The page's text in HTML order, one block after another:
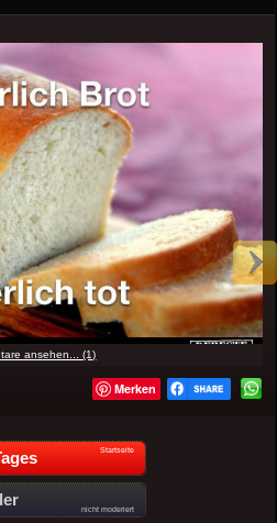
ansehen... (1)
Merken
Startseite
nicht moderiert